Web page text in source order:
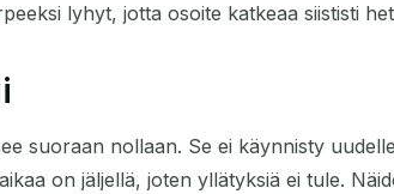
lyhyt, jotta osoite katkeaa siististi
suoraan nollaan. Se ei käynnisty
on jäljellä, joten yllätyksiä ei tule.